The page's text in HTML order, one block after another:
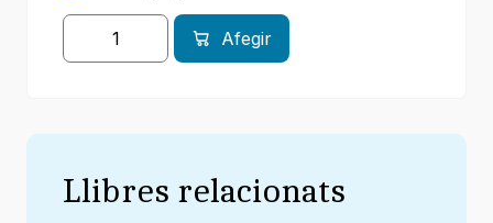
Afegir
Llibres relacionats